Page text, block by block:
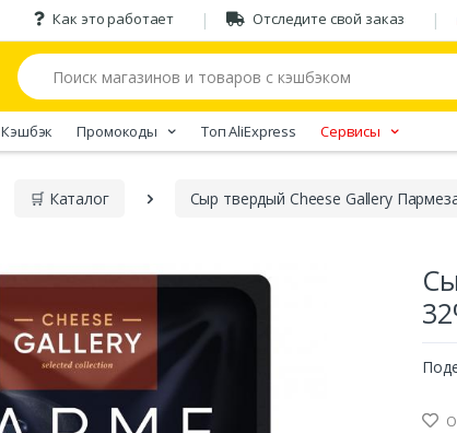
Как это работает Отследите свой заказ
Кэшбэк Промокоды Tоп AliExpress Сервисы
🛒 Каталог Сыр твердый Cheese Gallery